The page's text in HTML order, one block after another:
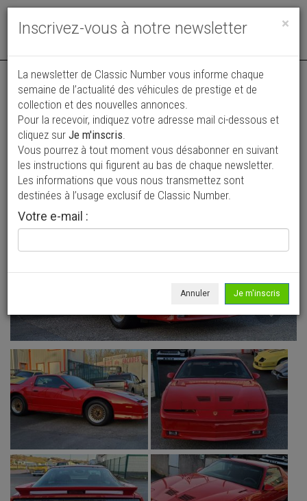
Toggle
Annonce actualisée le 07/07/2026 ( il y a 33 jours )
Pontiac Trans Am GTA 5.7L V8
28 900 €
1987 Coupé 41 100 km
×
Inscrivez-vous à notre newsletter
La newsletter de Classic Number vous informe chaque
semaine de l’actualité des véhicules de prestige et de
collection et des nouvelles annonces.
Pour la recevoir, indiquez votre adresse mail ci-dessous et
cliquez sur Je m'inscris.
Vous pourrez à tout moment vous désabonner en suivant
les instructions qui figurent au bas de chaque newsletter.
Les informations que vous nous transmettez sont
destinées à l’usage exclusif de Classic Number.
Votre e-mail :
Annuler Je m'inscris